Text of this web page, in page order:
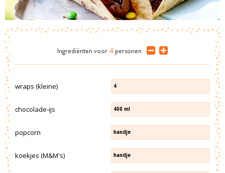
Ingrediënten voor 4 personen
wraps (kleine) 4
chocolade-ijs 400 ml
popcorn handje
koekjes (M&M's) handje